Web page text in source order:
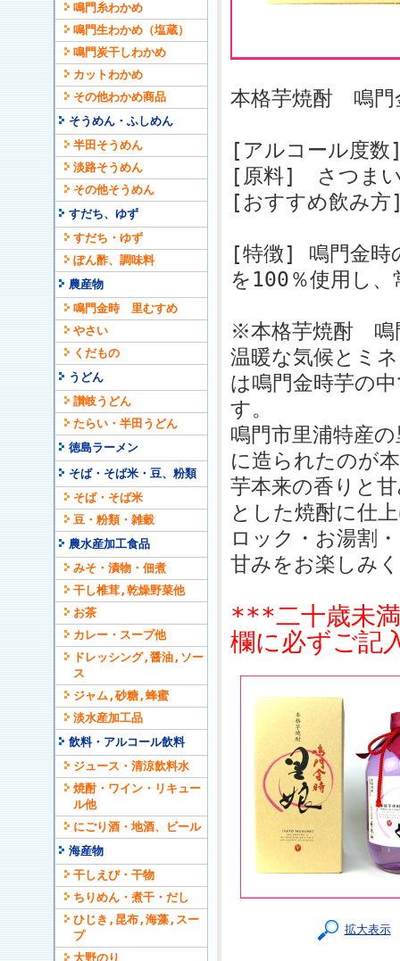
鳴門糸わかめ
鳴門生わかめ（塩蔵）
鳴門炭干しわかめ
カットわかめ
その他わかめ商品
そうめん・ふしめん
半田そうめん
淡路そうめん
その他そうめん
すだち、ゆず
すだち・ゆず
ぽん酢、調味料
農産物
鳴門金時 里むすめ
やさい
くだもの
うどん
讃岐うどん
たらい・半田うどん
徳島ラーメン
そば・そば米・豆、粉類
そば・そば米
豆・粉類・雑穀
農水産加工食品
みそ・漬物・佃煮
干し椎茸,乾燥野菜他
お茶
カレー・スープ他
ドレッシング,醤油,ソー
ス
ジャム,砂糖,蜂蜜
淡水産加工品
飲料・アルコール飲料
ジュース・清涼飲料水
焼酎・ワイン・リキュー
ル他
にごり酒・地酒、ビール
海産物
干しえび・干物
ちりめん・煮干・だし
ひじき,昆布,海藻,スー
プ
大野のり
本格芋焼酎 鳴
[アルコール度
[原料] さつまい
[おすすめ飲み
[特徴] 鳴門金時
を100％使用し、
※本格芋焼酎 鳴
温暖な気候とミ
は鳴門金時芋の
す。
鳴門市里浦特産
に造られたのが
芋本来の香りと
とした焼酎に仕
ロック・お湯割
甘みをお楽しみ
***二十歳未
欄に必ずご記
拡大表示